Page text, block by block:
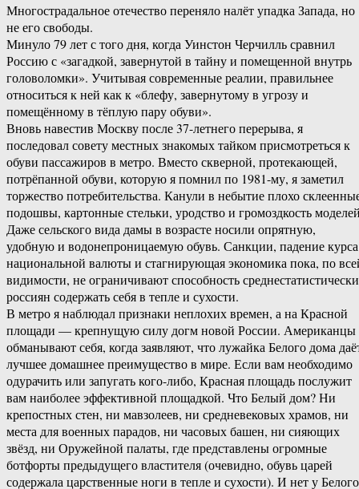
Многострадальное отечество переняло налёт упадка Запада, но
не его свободы.
Минуло 79 лет с того дня, когда Уинстон Черчилль сравнил
Россию с «загадкой, завернутой в тайну и помещенной внутрь
головоломки». Учитывая современные реалии, правильнее
относиться к ней как к «блефу, завернутому в угрозу и
помещённому в тёплую пару обуви».
Вновь навестив Москву после 37-летнего перерыва, я
последовал совету местных знакомых тайком присмотреться к
обуви пассажиров в метро. Вместо скверной, протекающей,
потрёпанной обуви, которую я помнил по 1981-му, я заметил
торжество потребительства. Канули в небытие плохо
подошвы, картонные стельки, уродство и громоздкость
Даже сельского вида дамы в возрасте носили опрятную,
удобную и водонепроницаемую обувь. Санкции, падение курса
национальной валюты и стагнирующая экономика пока, по
видимости, не ограничивают способность
россиян содержать себя в тепле и сухости.
В метро я наблюдал признаки неплохих времен, а на Красной
площади — крепнущую силу догм новой России. Американцы
обманывают себя, когда заявляют, что лужайка Белого дома
лучшее домашнее преимущество в мире. Если вам необходимо
одурачить или запугать кого-либо, Красная площадь послужит
вам наиболее эффективной площадкой. Что Белый дом? Ни
крепостных стен, ни мавзолеев, ни средневековых храмов, ни
места для военных парадов, ни часовых башен, ни сияющих
звёзд, ни Оружейной палаты, где представлены огромные
ботфорты предыдущего властителя (очевидно, обувь царей
содержала царственные ноги в тепле и сухости). И нет у Белого